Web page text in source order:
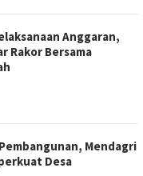
Anggaran,
Rakor Bersama
Mendagri
Desa